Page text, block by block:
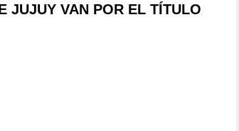
JUJUY VAN POR EL TÍTULO